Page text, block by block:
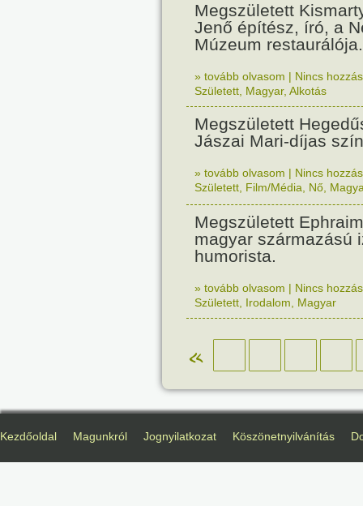
Megszületett
Jenő építész, író, a
Múzeum restaurálója.
» tovább olvasom | Nincs
Született Magyar, Alkotás
Megszületett
Jászai Mari-díjas
» tovább olvasom | Nincs
Született Film/Média Nő
Megszületett
magyar származású
humorista.
» tovább olvasom | Nincs
Született Irodalom Magyar
«
Kezdőoldal Magunkról Jognyilatkozat Köszönetnyilvánítás